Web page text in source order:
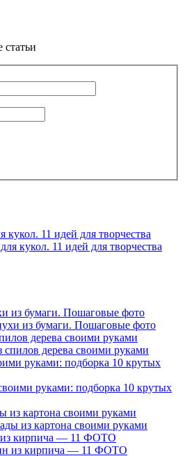
11 идей для творчества
из бумаги. Пошаговые фото
дерева своими руками
руками: подборка 10 крутых
из картона своими руками
из кирпича — 11 ФОТО